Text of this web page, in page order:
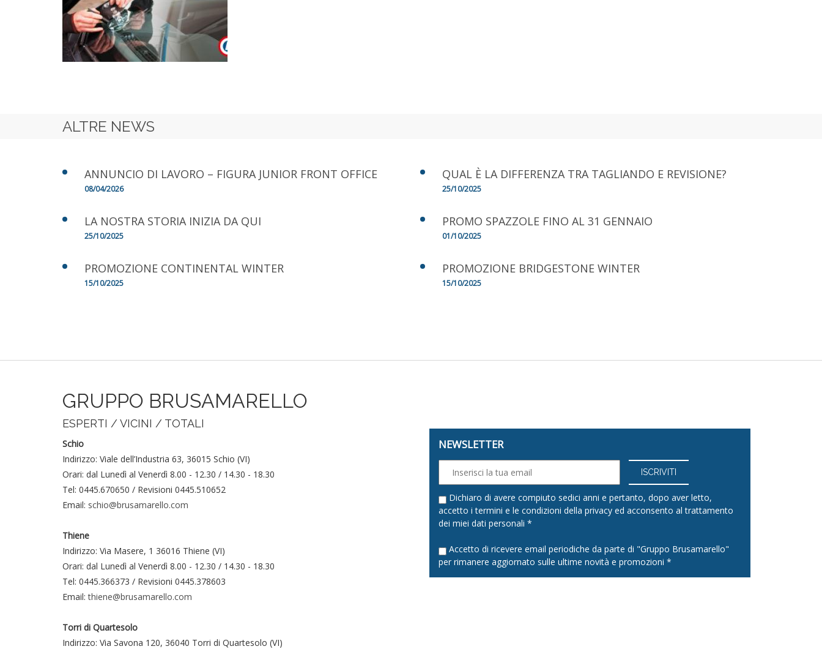
ALTRE NEWS
ANNUNCIO DI LAVORO – FIGURA JUNIOR FRONT OFFICE
08/04/2026
QUAL È LA DIFFERENZA TRA TAGLIANDO E REVISIONE?
25/10/2025
LA NOSTRA STORIA INIZIA DA QUI
25/10/2025
PROMO SPAZZOLE FINO AL 31 GENNAIO
01/10/2025
PROMOZIONE CONTINENTAL WINTER
15/10/2025
PROMOZIONE BRIDGESTONE WINTER
15/10/2025
GRUPPO BRUSAMARELLO
ESPERTI / VICINI / TOTALI
Schio
Indirizzo: Viale dell’Industria 63, 36015 Schio (VI)
Orari: dal Lunedì al Venerdì 8.00 - 12.30 / 14.30 - 18.30
Tel: 0445.670650 / Revisioni 0445.510652
Email: schio@brusamarello.com
Thiene
Indirizzo: Via Masere, 1 36016 Thiene (VI)
Orari: dal Lunedì al Venerdì 8.00 - 12.30 / 14.30 - 18.30
Tel: 0445.366373 / Revisioni 0445.378603
Email:thiene@brusamarello.com
Torri di Quartesolo
Indirizzo: Via Savona 120, 36040 Torri di Quartesolo (VI)
NEWSLETTER
Dichiaro di avere compiuto sedici anni e pertanto, dopo aver letto,
accetto i termini e le condizioni della privacy ed acconsento al trattamento
dei miei dati personali *
Accetto di ricevere email periodiche da parte di "Gruppo Brusamarello"
per rimanere aggiornato sulle ultime novità e promozioni *